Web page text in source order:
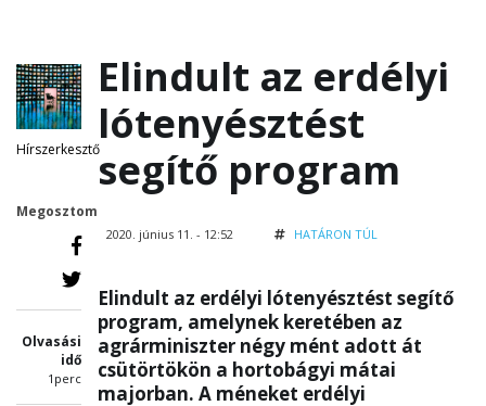
Hírszerkesztő
Megosztom
Olvasási
idő
1perc
Elindult az erdélyi
lótenyésztést
segítő program
2020. június 11. - 12:52 HATÁRON TÚL
Elindult az erdélyi lótenyésztést segítő
program, amelynek keretében az
agrárminiszter négy mént adott át
csütörtökön a hortobágyi mátai
majorban. A méneket erdélyi